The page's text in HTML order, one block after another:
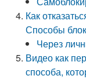
Как
Способы
Через
Видео как
способа,